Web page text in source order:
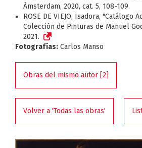
Ámsterdam, 2020, cat. 5, 108-109.
ROSE DE VIEJO, Isadora, "Catálogo
Colección de Pinturas de Manuel
2021.
Fotografías: Carlos Manso
Obras del mismo autor [2]
Volver a 'Todas las obras'